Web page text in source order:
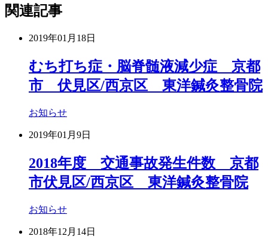
関連記事
2019年01月18日
むち打ち症・脳脊髄液減少症 京都
市 伏見区/西京区 東洋鍼灸整骨院
お知らせ
2019年01月9日
2018年度 交通事故発生件数 京都
市伏見区/西京区 東洋鍼灸整骨院
お知らせ
2018年12月14日